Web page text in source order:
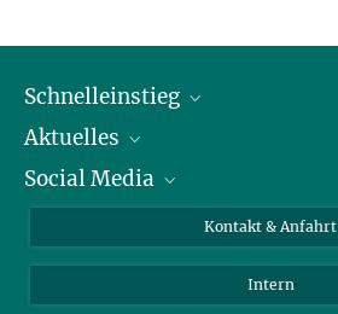
Schnelleinstieg
Personen
Pressebereich
Aktuelles
Stellenangebote
Social Media
X
LinkedIn
Kontakt & Anfahrt
Intern